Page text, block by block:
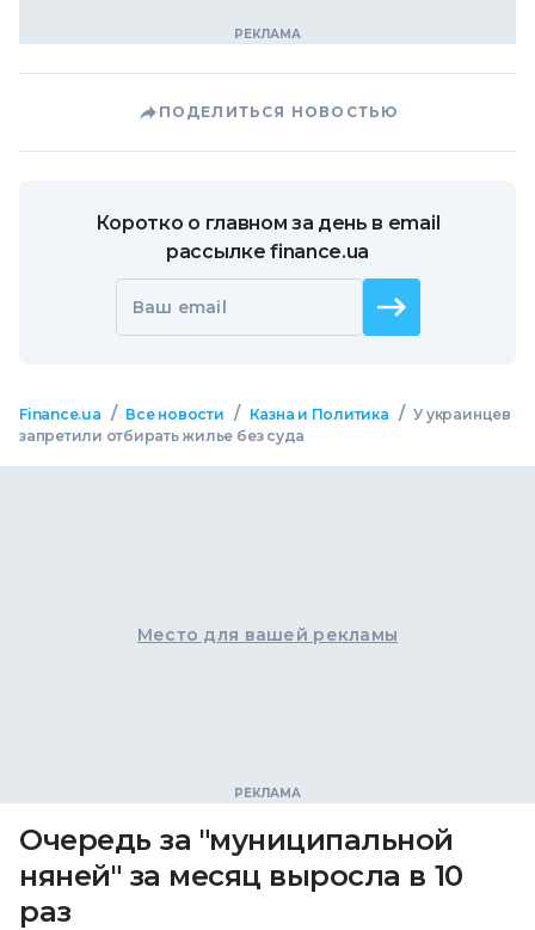
ПОДЕЛИТЬСЯ НОВОСТЬЮ
Коротко о главном за день в email
рассылке finance.ua
Ваш email
Finance.ua / Все новости / Казна и Политика / У украинцев
запретили отбирать жилье без суда
Место для вашей рекламы
Очередь за "муниципальной
няней" за месяц выросла в 10
раз